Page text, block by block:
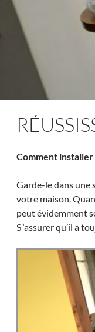
Comment
Garde-le dans une
votre maison.
peut évidemment
S ‘assurer qu’il a